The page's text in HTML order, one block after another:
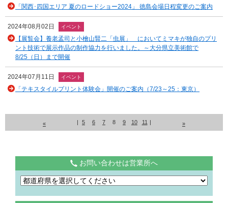
「関西･四国エリア 夏のロードショー2024」 徳島会場日程変更のご案内
2024年08月02日 イベント
【展覧会】養老孟司と小檜山賢二「虫展」 においてミマキが独自のプリ
ント技術で展示作品の制作協力を行いました。～大分県立美術館で
8/25（日）まで開催
2024年07月11日 イベント
「テキスタイルプリント体験会」開催のご案内（7/23～25：東京）
« | 5 6 7 8 9 10 11 | »
お問い合わせは営業所へ